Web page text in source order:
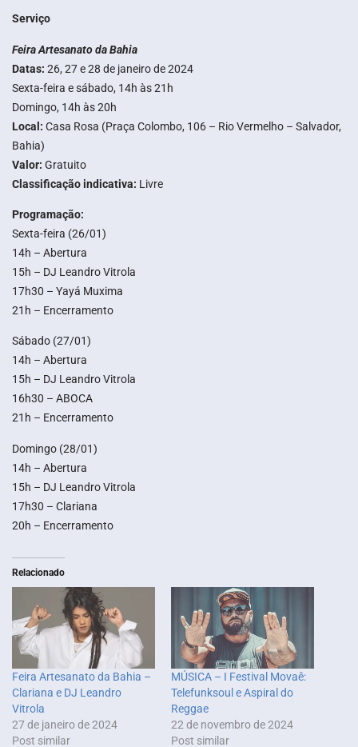
Serviço
Feira Artesanato da Bahia
Datas: 26, 27 e 28 de janeiro de 2024
Sexta-feira e sábado, 14h às 21h
Domingo, 14h às 20h
Local: Casa Rosa (Praça Colombo, 106 – Rio Vermelho – Salvador,
Bahia)
Valor: Gratuito
Classificação indicativa: Livre
Programação:
Sexta-feira (26/01)
14h – Abertura
15h – DJ Leandro Vitrola
17h30 – Yayá Muxima
21h – Encerramento
Sábado (27/01)
14h – Abertura
15h – DJ Leandro Vitrola
16h30 – ABOCA
21h – Encerramento
Domingo (28/01)
14h – Abertura
15h – DJ Leandro Vitrola
17h30 – Clariana
20h – Encerramento
Relacionado
Feira Artesanato da Bahia –
Clariana e DJ Leandro
Vitrola
27 de janeiro de 2024
Post similar
MÚSICA – I Festival Movaê:
Telefunksoul e Aspiral do
Reggae
22 de novembro de 2024
Post similar